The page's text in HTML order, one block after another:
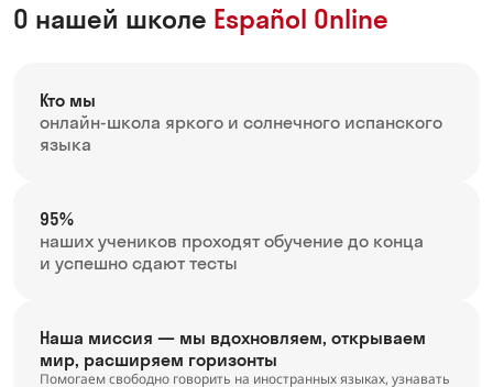
О нашей школе Español Online
Кто мы
онлайн-школа яркого и солнечного испанского
языка
95%
наших учеников проходят обучение до конца
и успешно сдают тесты
Наша миссия — мы вдохновляем, открываем
мир, расширяем горизонты
Помогаем свободно говорить на иностранных языках, узнавать